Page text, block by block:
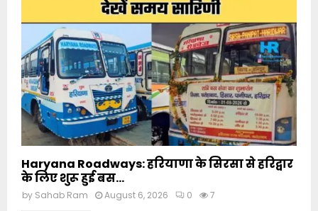
Haryana Roadways: हरियाणा के सिरसा से हरिद्वार
के लिए शुरू हुई बस...
by Sahab Ram August 6, 2026 0 7